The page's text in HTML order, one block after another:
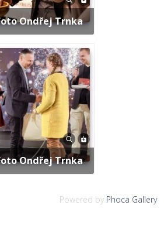
Foto Ondřej Trnka
Foto Ondřej Trnka
Powered by Phoca Gallery